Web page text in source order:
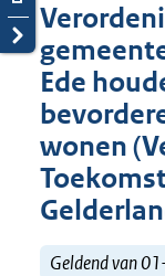
Ede
wonen
Geldend van